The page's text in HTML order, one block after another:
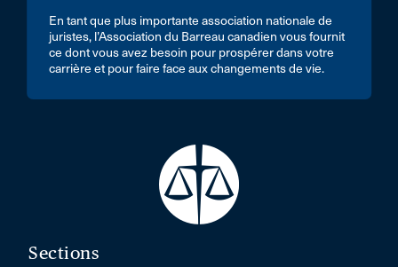
En tant que plus importante association nationale de
juristes, l’Association du Barreau canadien vous fournit
ce dont vous avez besoin pour prospérer dans votre
carrière et pour faire face aux changements de vie.
Sections